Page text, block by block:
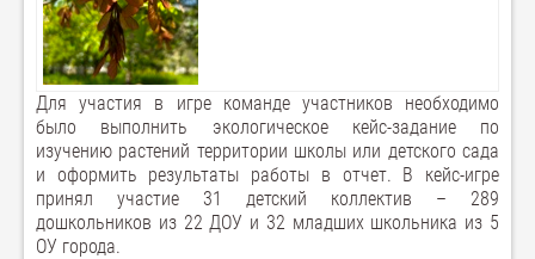
Для участия в игре команде участников необходимо
было выполнить экологическое кейс-задание по
изучению растений территории школы или детского сада
и оформить результаты работы в отчет. В кейс-игре
принял участие 31 детский коллектив – 289
дошкольников из 22 ДОУ и 32 младших школьника из 5
ОУ города.